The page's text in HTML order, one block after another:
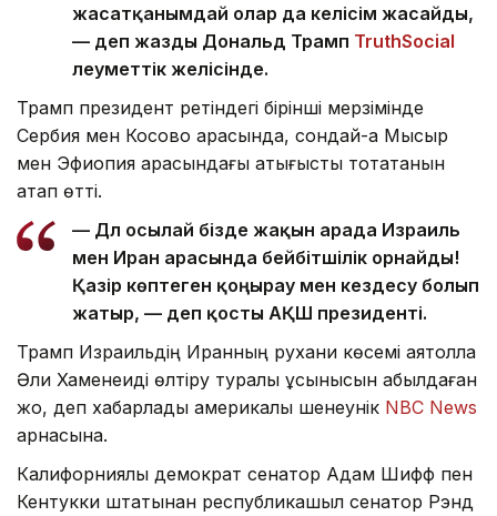
жасатқанымдай олар да келісім жасайды,
— деп жазды Дональд Трамп TruthSocial
әлеуметтік желісінде.
Трамп президент ретіндегі бірінші мерзімінде
Сербия мен Косово арасында, сондай-ақ Мысыр
мен Эфиопия арасындағы қақтығысты тоқтатқанын
атап өтті.
— Дәл осылай бізде жақын арада Израиль
мен Иран арасында бейбітшілік орнайды!
Қазір көптеген қоңырау мен кездесу болып
жатыр, — деп қосты АҚШ президенті.
Трамп Израильдің Иранның рухани көсемі аятолла
Әли Хаменеиді өлтіру туралы ұсынысын қабылдаған
жоқ, деп хабарлады америкалық шенеунік NBC News
арнасына.
Калифорниялық демократ сенатор Адам Шифф пен
Кентукки штатынан республикашыл сенатор Рэнд